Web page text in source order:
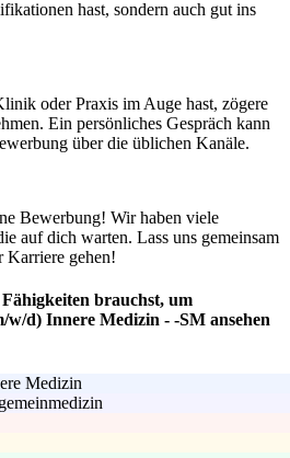
hast, sondern auch gut ins
oder Praxis im Auge hast, zögere
Ein persönliches Gespräch kann
über die üblichen Kanäle.
Bewerbung! Wir haben viele
auf dich warten. Lass uns gemeinsam
Karriere gehen!
brauchst, um
w/d) Innere Medizin - -SM ansehen
Medizin